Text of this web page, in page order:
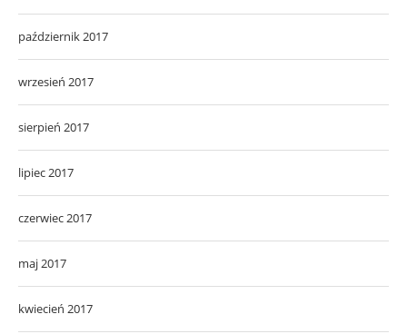
październik 2017
wrzesień 2017
sierpień 2017
lipiec 2017
czerwiec 2017
maj 2017
kwiecień 2017